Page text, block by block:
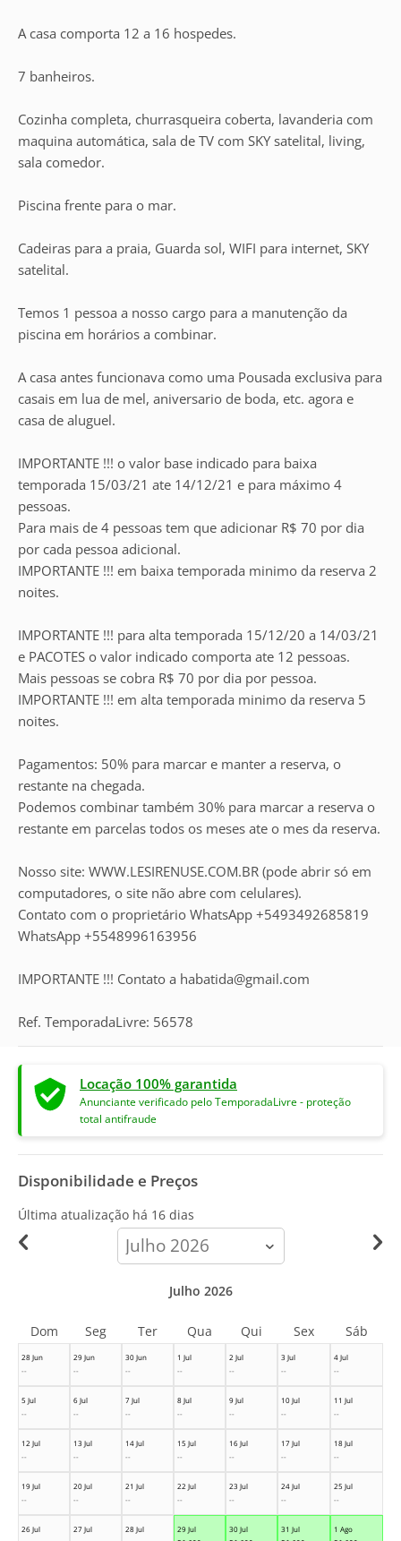
A casa comporta 12 a 16 hospedes.
7 banheiros.
Cozinha completa, churrasqueira coberta, lavanderia com
maquina automática, sala de TV com SKY satelital, living,
sala comedor.
Piscina frente para o mar.
Cadeiras para a praia, Guarda sol, WIFI para internet, SKY
satelital.
Temos 1 pessoa a nosso cargo para a manutenção da
piscina em horários a combinar.
A casa antes funcionava como uma Pousada exclusiva para
casais em lua de mel, aniversario de boda, etc. agora e
casa de aluguel.
IMPORTANTE !!! o valor base indicado para baixa
temporada 15/03/21 ate 14/12/21 e para máximo 4
pessoas.
Para mais de 4 pessoas tem que adicionar R$ 70 por dia
por cada pessoa adicional.
IMPORTANTE !!! em baixa temporada minimo da reserva 2
noites.
IMPORTANTE !!! para alta temporada 15/12/20 a 14/03/21
e PACOTES o valor indicado comporta ate 12 pessoas.
Mais pessoas se cobra R$ 70 por dia por pessoa.
IMPORTANTE !!! em alta temporada minimo da reserva 5
noites.
Pagamentos: 50% para marcar e manter a reserva, o
restante na chegada.
Podemos combinar também 30% para marcar a reserva o
restante em parcelas todos os meses ate o mes da reserva.
Nosso site: WWW.LESIRENUSE.COM.BR (pode abrir só em
computadores, o site não abre com celulares).
Contato com o proprietário WhatsApp +5493492685819
WhatsApp +5548996163956
IMPORTANTE !!! Contato a habatida@gmail.com
Ref. TemporadaLivre: 56578
Locação 100% garantida
Anunciante verificado pelo TemporadaLivre - proteção
total antifraude
Disponibilidade e Preços
Última atualização há 16 dias
calendar-
month
28 Jun
--
29 Jun
--
30 Jun
--
1 Jul
--
2 Jul
--
3 Jul
--
4 Jul
--
5 Jul
--
6 Jul
--
7 Jul
--
8 Jul
--
9 Jul
--
10 Jul
--
11 Jul
--
12 Jul
--
13 Jul
--
14 Jul
--
15 Jul
--
16 Jul
--
17 Jul
--
18 Jul
--
19 Jul
--
20 Jul
--
21 Jul
--
22 Jul
--
23 Jul
--
24 Jul
--
25 Jul
--
26 Jul
27 Jul
28 Jul
29 Jul
30 Jul
31 Jul
1 Ago
Julho 2026
Dom Seg Ter Qua Qui Sex Sáb